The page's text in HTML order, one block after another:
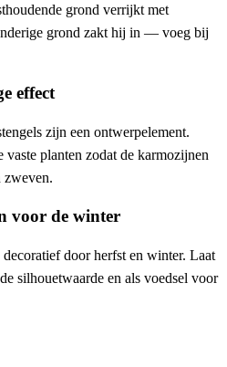
grond verrijkt met
grond zakt hij in — voeg bij
effect
zijn een ontwerpelement.
vaste planten zodat de karmozijnen
zweven.
voor de winter
door herfst en winter. Laat
silhouetwaarde en als voedsel voor